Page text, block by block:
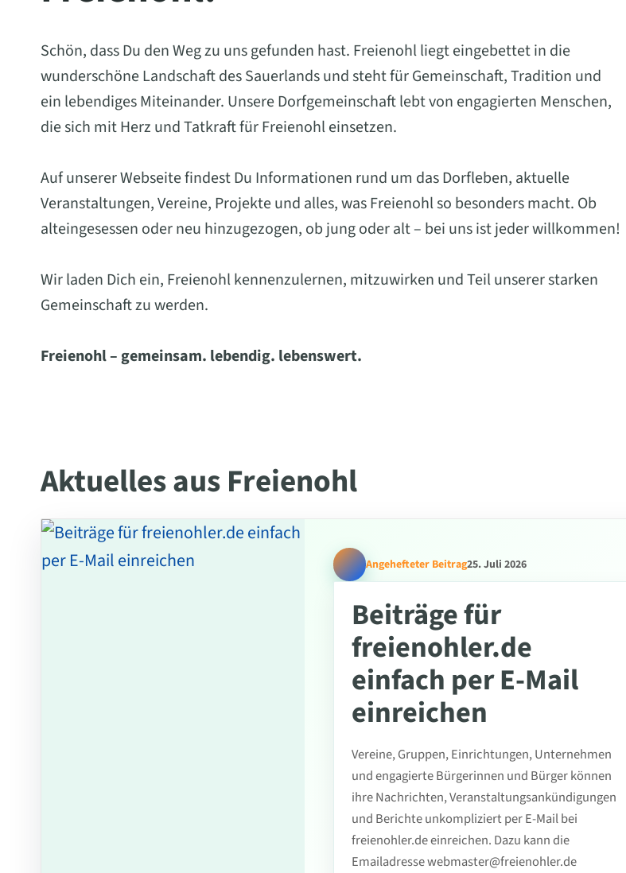
Schön, dass Du den Weg zu uns gefunden hast. Freienohl liegt eingebettet in die
wunderschöne Landschaft des Sauerlands und steht für Gemeinschaft, Tradition und
ein lebendiges Miteinander. Unsere Dorfgemeinschaft lebt von engagierten Menschen,
die sich mit Herz und Tatkraft für Freienohl einsetzen.
Auf unserer Webseite findest Du Informationen rund um das Dorfleben, aktuelle
Veranstaltungen, Vereine, Projekte und alles, was Freienohl so besonders macht. Ob
alteingesessen oder neu hinzugezogen, ob jung oder alt – bei uns ist jeder willkommen!
Wir laden Dich ein, Freienohl kennenzulernen, mitzuwirken und Teil unserer starken
Gemeinschaft zu werden.
Freienohl – gemeinsam. lebendig. lebenswert.
Aktuelles aus Freienohl
Angehefteter Beitrag25. Juli 2026
Beiträge für
freienohler.de
einfach per E-Mail
einreichen
Vereine, Gruppen, Einrichtungen, Unternehmen
und engagierte Bürgerinnen und Bürger können
ihre Nachrichten, Veranstaltungsankündigungen
und Berichte unkompliziert per E-Mail bei
freienohler.de einreichen. Dazu kann die
Emailadresse webmaster@freienohler.de